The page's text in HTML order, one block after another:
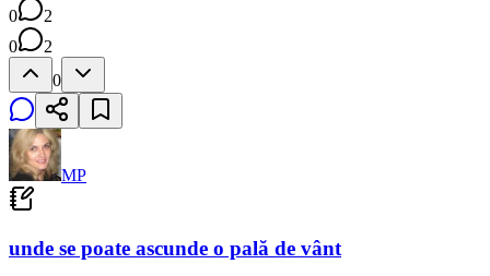
0
2
0
2
0
MP
unde se poate ascunde o pală de vânt